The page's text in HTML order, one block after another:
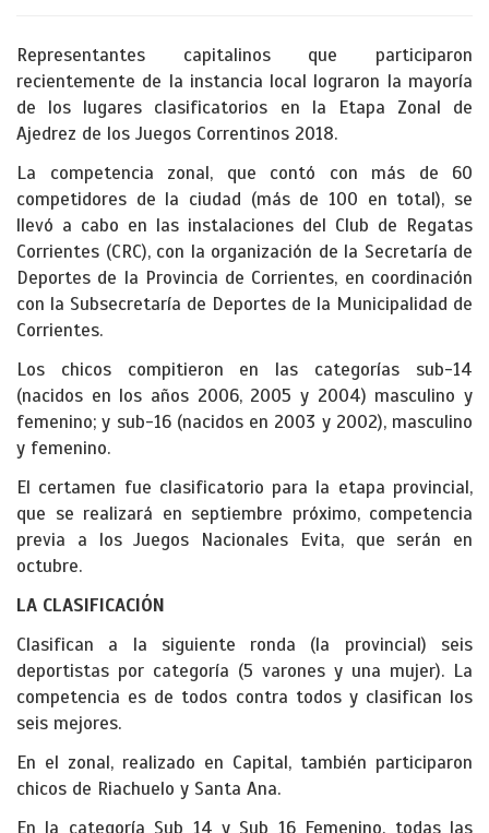
Representantes capitalinos que participaron
recientemente de la instancia local lograron la mayoría
de los lugares clasificatorios en la Etapa Zonal de
Ajedrez de los Juegos Correntinos 2018.
La competencia zonal, que contó con más de 60
competidores de la ciudad (más de 100 en total), se
llevó a cabo en las instalaciones del Club de Regatas
Corrientes (CRC), con la organización de la Secretaría de
Deportes de la Provincia de Corrientes, en coordinación
con la Subsecretaría de Deportes de la Municipalidad de
Corrientes.
Los chicos compitieron en las categorías sub-14
(nacidos en los años 2006, 2005 y 2004) masculino y
femenino; y sub-16 (nacidos en 2003 y 2002), masculino
y femenino.
El certamen fue clasificatorio para la etapa provincial,
que se realizará en septiembre próximo, competencia
previa a los Juegos Nacionales Evita, que serán en
octubre.
LA CLASIFICACIÓN
Clasifican a la siguiente ronda (la provincial) seis
deportistas por categoría (5 varones y una mujer). La
competencia es de todos contra todos y clasifican los
seis mejores.
En el zonal, realizado en Capital, también participaron
chicos de Riachuelo y Santa Ana.
En la categoría Sub 14 y Sub 16 Femenino, todas las